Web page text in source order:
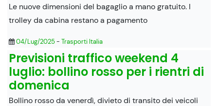
Le nuove dimensioni del bagaglio a mano gratuito. I
trolley da cabina restano a pagamento
04/Lug/2025- Trasporti Italia
Previsioni traffico weekend 4
luglio: bollino rosso per i rientri di
domenica
Bollino rosso da venerdì, divieto di transito dei veicoli